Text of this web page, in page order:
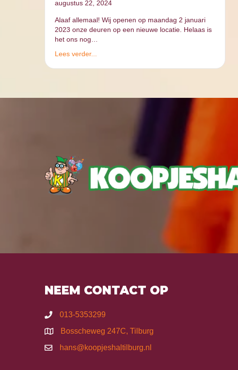
augustus 22, 2024
Alaaf allemaal! Wij openen op maandag 2 januari
2023 onze deuren op een nieuwe locatie. Helaas is
het ons nog…
Lees verder...
NEEM CONTACT OP
013-5353299
Bosscheweg 247C, Tilburg
hans@koopjeshaltilburg.nl